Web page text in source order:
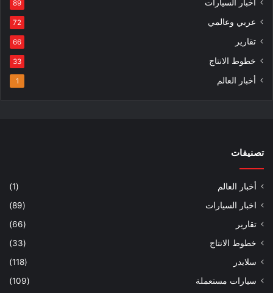
اخبار السيارات 89
عربي وعالمي 72
تقارير 66
خطوط الانتاج 33
أخبار العالم 1
تصنيفات
أخبار العالم
(1)
اخبار السيارات
(89)
تقارير
(66)
خطوط الانتاج
(33)
سلايدر
(118)
سيارات مستعملة
(109)